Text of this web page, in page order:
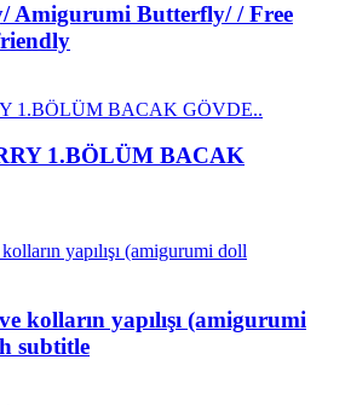
Amigurumi Butterfly/ / Free
1.BÖLÜM BACAK
kolların yapılışı (amigurumi
subtitle